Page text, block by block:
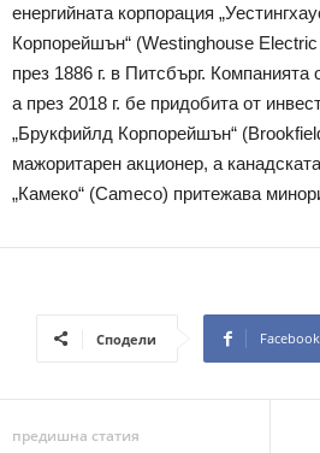
енергийната корпорация
Корпорейшън“ (Westinghouse
през 1886 г. в Питсбърг. Компанията
а през 2018 г. бе придобита от
„Брукфийлд Корпорейшън“
мажоритарен акционер, а
„Камеко“ (Cameco) притежава
Сподели Facebook
предишна статия